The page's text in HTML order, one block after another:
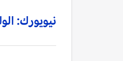
نيويورك: